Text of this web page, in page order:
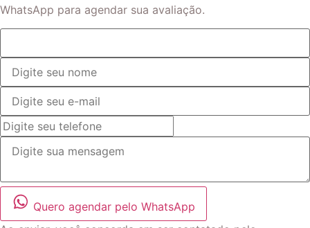
WhatsApp para agendar sua avaliação.
Quero agendar pelo WhatsApp